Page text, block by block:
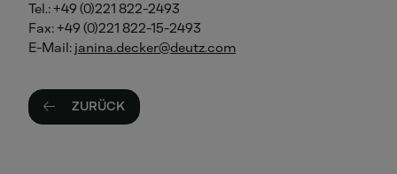
Tel.: +49 (0)221 822-2493
Fax: +49 (0)221 822-15-2493
E-Mail: janina.decker deutzcom
ZURÜCK